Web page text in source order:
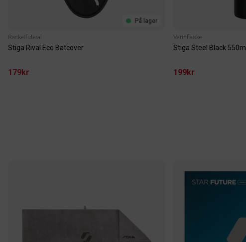
På lager
Racketfuteral
Stiga Rival Eco Batcover
179kr
Vannflaske
Stiga Steel Black 550ml
199kr